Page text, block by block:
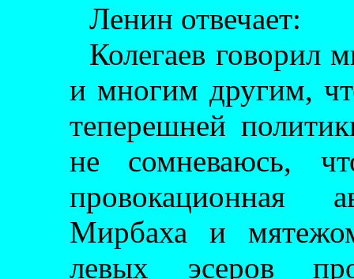
Ленин отвечает:
Колегаев говорил
и многим другим,
теперешней
не сомневаюсь,
провокационная
Мирбаха и
левых эсеров